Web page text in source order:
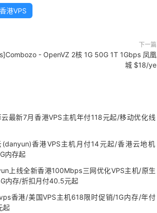
香港VPS
下一篇
- OpenVZ 2核 1G 50G 1T 1Gbps 凤凰
城 $18/ye
云最新7月香港VPS主机年付118元起/移动优化线
(danyun)香港VPS主机月付14元起/香港云地机
内存起
上线全新香港100Mbps三网优化VPS主机/原生
内存/折扣月付40.5元起
香港/美国VPS主机618限时促销/1G内存/年付
起